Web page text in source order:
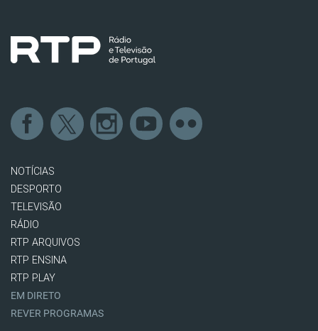
NOTÍCIAS
DESPORTO
TELEVISÃO
RÁDIO
RTP ARQUIVOS
RTP ENSINA
RTP PLAY
EM DIRETO
REVER PROGRAMAS